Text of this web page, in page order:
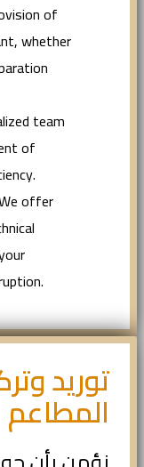
of
whether
team
of
We offer
your
توريد
المطاعم